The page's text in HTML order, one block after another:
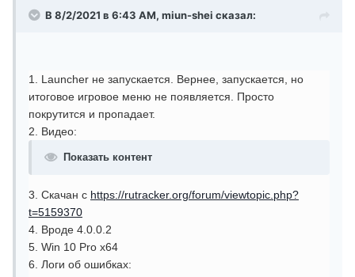
В 8/2/2021 в 6:43 AM, miun-shei сказал:
1. Launcher не запускается. Вернее, запускается, но
итоговое игровое меню не появляется. Просто
покрутится и пропадает.
2. Видео:
Показать контент
3. Скачан с https://rutracker.org/forum/viewtopic.php?
t=5159370
4. Вроде 4.0.0.2
5. Win 10 Pro x64
6. Логи об ошибках: